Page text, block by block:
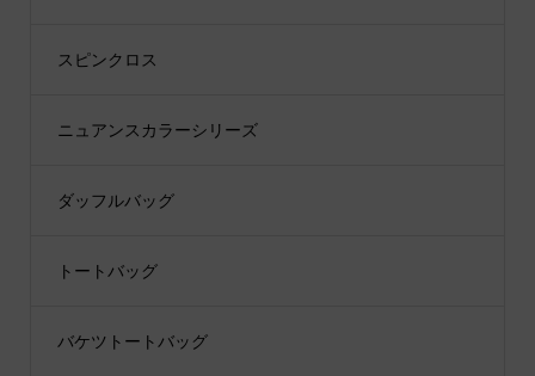
スピンクロス
ニュアンスカラーシリーズ
ダッフルバッグ
トートバッグ
バケツトートバッグ